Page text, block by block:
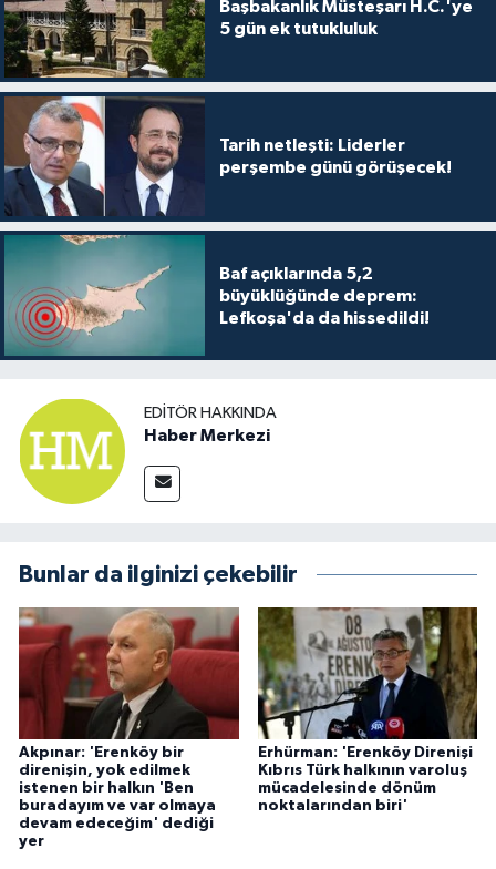
Başbakanlık Müsteşarı H.C.'ye
5 gün ek tutukluluk
Tarih netleşti: Liderler
perşembe günü görüşecek!
Baf açıklarında 5,2
büyüklüğünde deprem:
Lefkoşa'da da hissedildi!
EDITÖR HAKKINDA
Haber Merkezi
Bunlar da ilginizi çekebilir
Akpınar: 'Erenköy bir
direnişin, yok edilmek
istenen bir halkın 'Ben
buradayım ve var olmaya
devam edeceğim' dediği
yer
Erhürman: 'Erenköy Direnişi
Kıbrıs Türk halkının varoluş
mücadelesinde dönüm
noktalarından biri'